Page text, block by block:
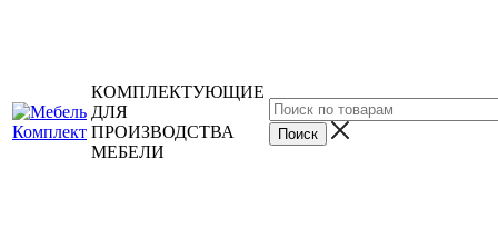
КОМПЛЕКТУЮЩИЕ
ДЛЯ
ПРОИЗВОДСТВА
МЕБЕЛИ